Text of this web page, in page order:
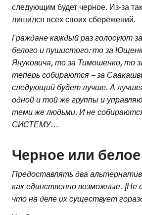
следующим будет черное. Из-за
лишился всех своих сбережений.
Граждане каждый раз голосуют
белого и пушистого: то за
Януковича, то за Тимошенко, то
теперь собираются – за
следующий будет лучше. А
одной и той же группы и
теми же людьми. И не
СИСТЕМУ…
Черное или белое
Предоставлять два
как единственно возможные. [Не
что на деле их существует